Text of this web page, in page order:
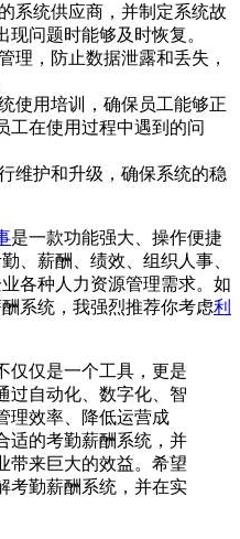
系统供应商，并制定系统故
问题时能够及时恢复。
理，防止数据泄露和丢失，
使用培训，确保员工能够正
工在使用过程中遇到的问
维护和升级，确保系统的稳
是一款功能强大、操作便捷
、薪酬、绩效、组织人事、
各种人力资源管理需求。如
系统，我强烈推荐你考虑利
仅仅是一个工具，更是
过自动化、数字化、智
理效率、降低运营成
适的考勤薪酬系统，并
带来巨大的效益。希望
考勤薪酬系统，并在实